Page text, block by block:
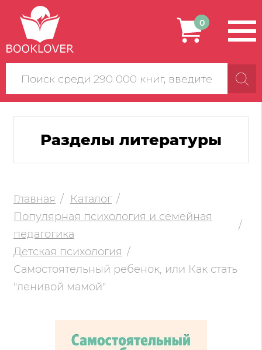
Поиск
по
сайту
0
Разделы литературы
Главная
Каталог
Популярная психология и семейная
педагогика
Детская психология
Самостоятельный ребенок, или Как стать
"ленивой мамой"